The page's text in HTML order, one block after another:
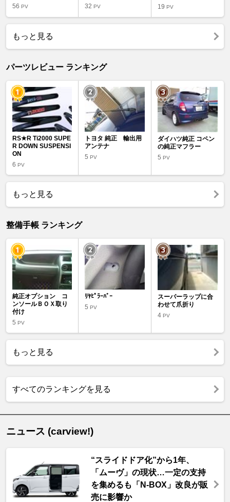
56 PV
32PV
19 PV
もっと見る
パーツレビュー ランキング
RS★R Ti2000 SUPE
R DOWN SUSPENSI
ON
6 PV
トヨタ 純正 輸出用
アンテナ
5PV
ダイハツ純正 コペン
の純正マフラー
5 PV
もっと見る
整備手帳 ランキング
純正オプション コ
ンソールＢＯＸ取り
付け
5 PV
ﾘﾔﾋﾟﾗｰﾊﾞｰ
5PV
スーパーラップに合
わせて爪折り
4 PV
もっと見る
すべてのランキングを見る
ニュース (carview!)
“スライドドア化”から1年、
「ムーヴ」の現状…一定の支持
を集めるも「N-BOX」改良が販
売に影響か